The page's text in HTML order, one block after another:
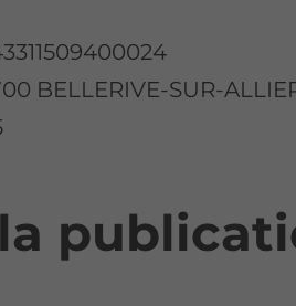
BELLERIVE-SUR-